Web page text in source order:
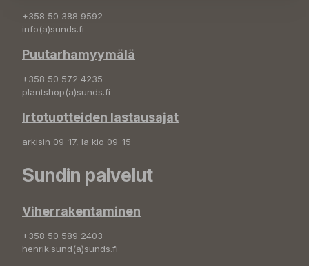
+358 50 388 9592
info(a)sunds.fi
Puutarhamyymälä
+358 50 572 4235
plantshop(a)sunds.fi
Irtotuotteiden lastausajat
arkisin 09-17, la klo 09-15
Sundin palvelut
Viherrakentaminen
+358 50 589 2403
henrik.sund(a)sunds.fi